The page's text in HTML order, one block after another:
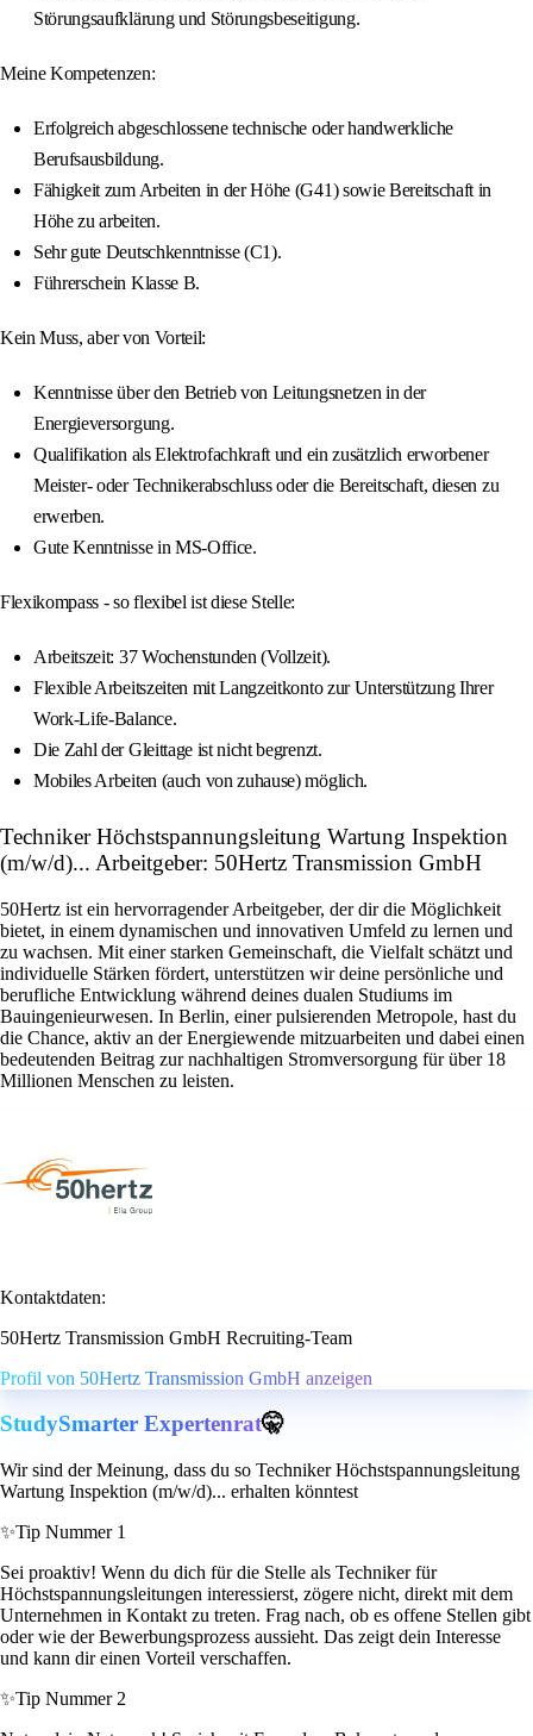
Störungsaufklärung und Störungsbeseitigung.
Meine Kompetenzen:
Erfolgreich abgeschlossene technische oder handwerkliche
Berufsausbildung.
Fähigkeit zum Arbeiten in der Höhe (G41) sowie Bereitschaft in
Höhe zu arbeiten.
Sehr gute Deutschkenntnisse (C1).
Führerschein Klasse B.
Kein Muss, aber von Vorteil:
Kenntnisse über den Betrieb von Leitungsnetzen in der
Energieversorgung.
Qualifikation als Elektrofachkraft und ein zusätzlich erworbener
Meister- oder Technikerabschluss oder die Bereitschaft, diesen zu
erwerben.
Gute Kenntnisse in MS-Office.
Flexikompass - so flexibel ist diese Stelle:
Arbeitszeit: 37 Wochenstunden (Vollzeit).
Flexible Arbeitszeiten mit Langzeitkonto zur Unterstützung Ihrer
Work-Life-Balance.
Die Zahl der Gleittage ist nicht begrenzt.
Mobiles Arbeiten (auch von zuhause) möglich.
Techniker Höchstspannungsleitung Wartung Inspektion
(m/w/d)... Arbeitgeber: 50Hertz Transmission GmbH
50Hertz ist ein hervorragender Arbeitgeber, der dir die Möglichkeit
bietet, in einem dynamischen und innovativen Umfeld zu lernen und
zu wachsen. Mit einer starken Gemeinschaft, die Vielfalt schätzt und
individuelle Stärken fördert, unterstützen wir deine persönliche und
berufliche Entwicklung während deines dualen Studiums im
Bauingenieurwesen. In Berlin, einer pulsierenden Metropole, hast du
die Chance, aktiv an der Energiewende mitzuarbeiten und dabei einen
bedeutenden Beitrag zur nachhaltigen Stromversorgung für über 18
Millionen Menschen zu leisten.
Kontaktdaten:
50Hertz Transmission GmbH Recruiting-Team
Profil von 50Hertz Transmission GmbH anzeigen
StudySmarter Expertenrat🤫
Wir sind der Meinung, dass du so Techniker Höchstspannungsleitung
Wartung Inspektion (m/w/d)... erhalten könntest
✨Tip Nummer 1
Sei proaktiv! Wenn du dich für die Stelle als Techniker für
Höchstspannungsleitungen interessierst, zögere nicht, direkt mit dem
Unternehmen in Kontakt zu treten. Frag nach, ob es offene Stellen gibt
oder wie der Bewerbungsprozess aussieht. Das zeigt dein Interesse
und kann dir einen Vorteil verschaffen.
✨Tip Nummer 2